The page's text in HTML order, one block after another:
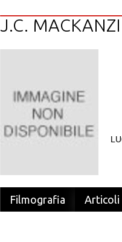
J.C.
Filmografia Articoli